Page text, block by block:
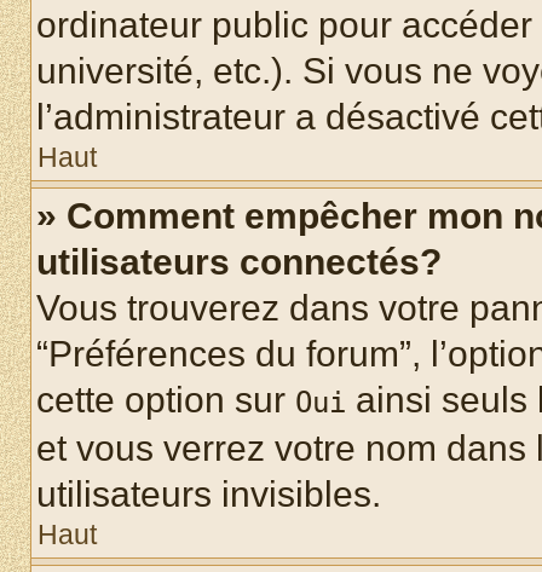
ordinateur public pour
université, etc.). Si vous ne
l’administrateur a désactivé
Haut
» Comment empêcher mon
utilisateurs connectés?
Vous trouverez dans votre
“Préférences du forum”,
cette option sur Oui ainsi seuls
et vous verrez votre nom
utilisateurs invisibles.
Haut